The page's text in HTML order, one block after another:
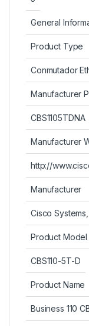
General
Product Type
Conmutador
Manufacturer
CBS1105TDNA
Manufacturer
http://
Manufacturer
Cisco
Product Model
CBS110-5T-D
Product Name
Business 110